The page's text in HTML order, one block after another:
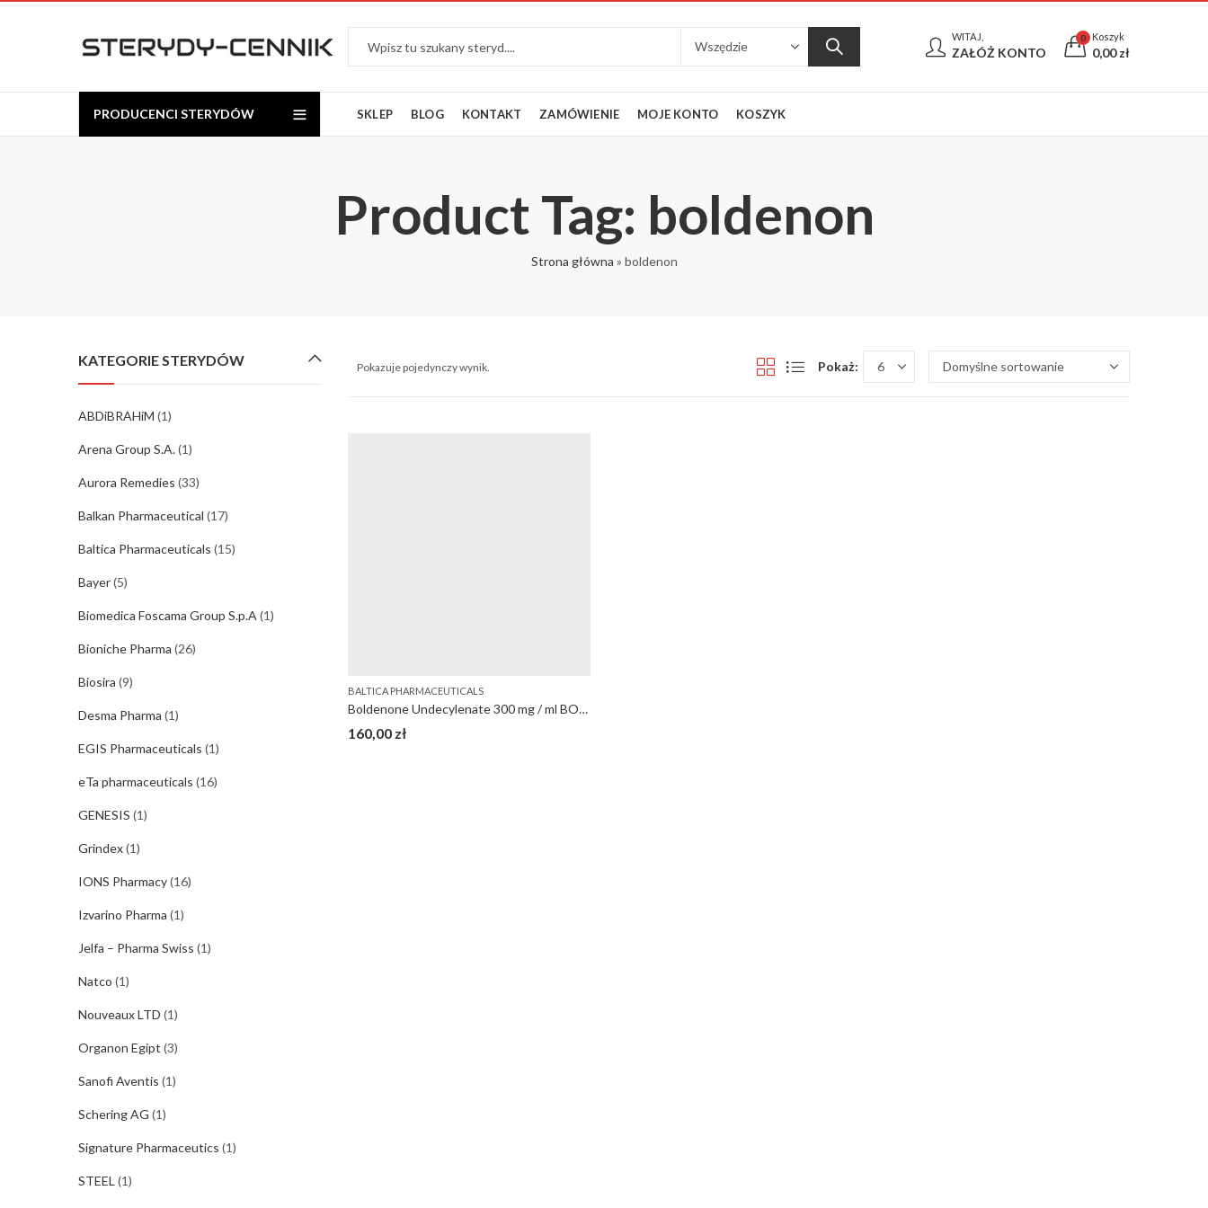
WITAJ,
ZAŁÓŻ KONTO
0 Koszyk
0,00zł
PRODUCENCI STERYDÓW SKLEP BLOG KONTAKT ZAMÓWIENIE MOJE KONTO KOSZYK
Product Tag: boldenon
Strona główna » boldenon
Pokazuje pojedynczy wynik. Pokaż:
BALTICA PHARMACEUTICALS
Boldenone Undecylenate 300 mg / ml BOLDE U 300 Baltica
160,00 zł
KATEGORIE STERYDÓW
ABDiBRAHiM (1)
Arena Group S.A.(1)
Aurora Remedies (33)
Balkan Pharmaceutical (17)
Baltica Pharmaceuticals (15)
Bayer(5)
Biomedica Foscama Group S.p.A (1)
Bioniche Pharma (26)
Biosira (9)
Desma Pharma (1)
EGIS Pharmaceuticals (1)
eTa pharmaceuticals (16)
GENESIS (1)
Grindex(1)
IONS Pharmacy(16)
Izvarino Pharma (1)
Jelfa – Pharma Swiss (1)
Natco (1)
Nouveaux LTD (1)
Organon Egipt (3)
Sanofi Aventis (1)
Schering AG (1)
Signature Pharmaceutics (1)
STEEL (1)